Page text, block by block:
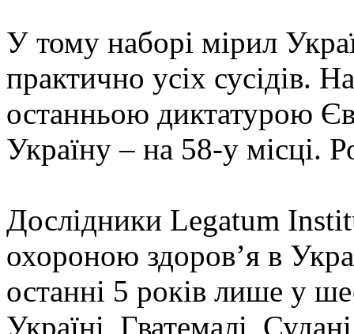
У тому наборі мірил
практично усіх сусідів.
останньою диктатурою
Україну – на 58-у місці.
Дослідники Legatum
охороною здоров’я в
останні 5 років лише у
Україні, Гватемалі,